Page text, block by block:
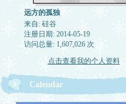
远方的孤独
来自: 硅谷
注册日期: 2014-05-19
访问总量: 1,607,026 次
点击查看我的个人资料
Calendar